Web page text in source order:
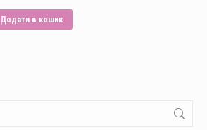
Додати в кошик